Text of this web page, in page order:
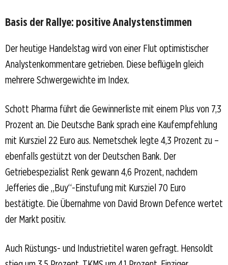
Basis der Rallye: positive Analystenstimmen
Der heutige Handelstag wird von einer Flut optimistischer
Analystenkommentare getrieben. Diese beflügeln gleich
mehrere Schwergewichte im Index.
Schott Pharma führt die Gewinnerliste mit einem Plus von 7,3
Prozent an. Die Deutsche Bank sprach eine Kaufempfehlung
mit Kursziel 22 Euro aus. Nemetschek legte 4,3 Prozent zu –
ebenfalls gestützt von der Deutschen Bank. Der
Getriebespezialist Renk gewann 4,6 Prozent, nachdem
Jefferies die „Buy“-Einstufung mit Kursziel 70 Euro
bestätigte. Die Übernahme von David Brown Defence wertet
der Markt positiv.
Auch Rüstungs- und Industrietitel waren gefragt. Hensoldt